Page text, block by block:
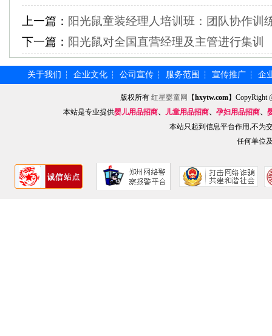
上一篇： 阳光鼠童装经理人培训班：团队协作训
下一篇： 阳光鼠对全国直营经理及主管进行集训
关于我们 ┆ 企业文化 ┆ 公司宣传 ┆ 服务范围 ┆ 宣传推广 ┆ 企
版权所有红星婴童网 【hxytw.com】CopyRight
本站是专业提供婴儿用品招商、 儿童用品招商、 孕妇用品招商、
本站只起到信息平台作用,不为
任何单位